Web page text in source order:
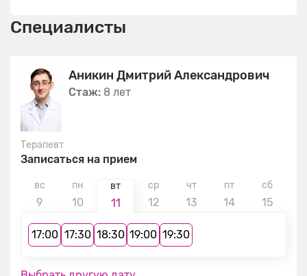
Специалисты
Аникин Дмитрий Александрович
Стаж: 8 лет
Терапевт
Записаться на прием
вс
9
пн
10
вт
11
ср
12
чт
13
пт
14
сб
15
17:00 17:30 18:30 19:00 19:30